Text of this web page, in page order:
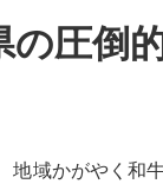
の圧倒
域かがやく和